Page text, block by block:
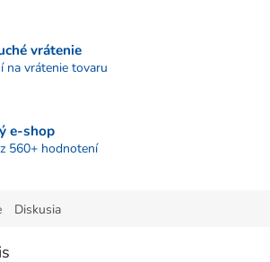
vrátenie
na vrátenie tovaru
e-shop
560+ hodnotení
Diskusia